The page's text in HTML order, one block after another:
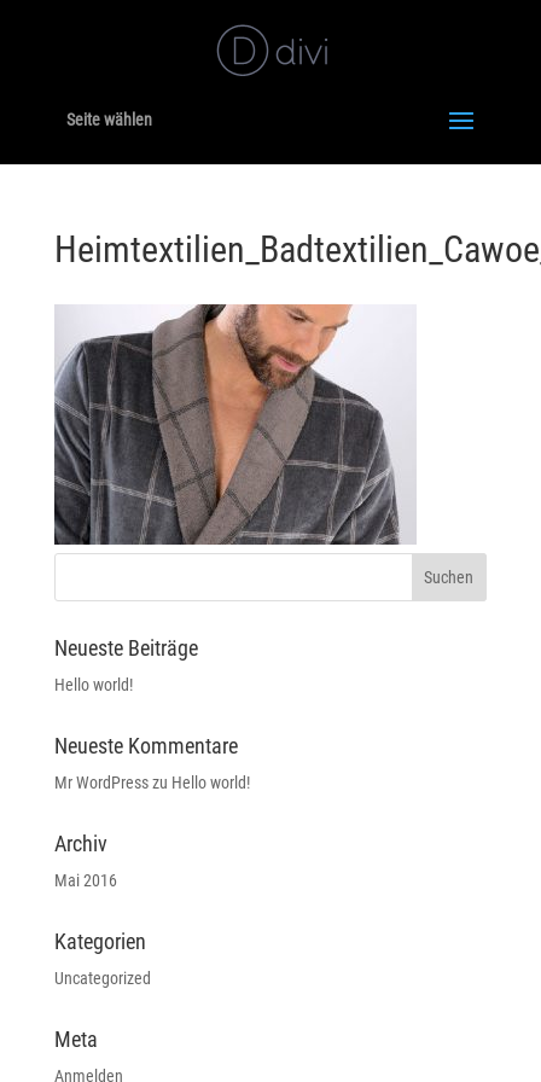
Seite wählen
Neueste Beiträge
Hello world!
Neueste Kommentare
Mr WordPresszu Hello world!
Archiv
Mai 2016
Kategorien
Uncategorized
Meta
Anmelden